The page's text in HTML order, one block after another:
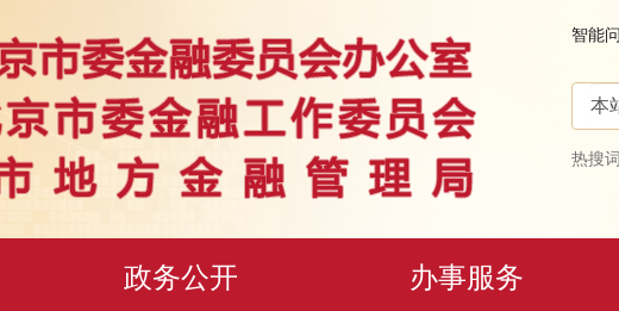
智能
热搜
政务公开 办事服务